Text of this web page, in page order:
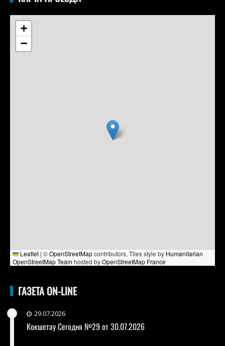
+
−
Leaflet | ©OpenStreetMapcontributors, Tiles style by Humanitarian
OpenStreetMap Teamhosted byOpenStreetMap France
ГАЗЕТА ON-LINE
29.07.2026
Кокшетау Сегодня №29 от 30.07.2026